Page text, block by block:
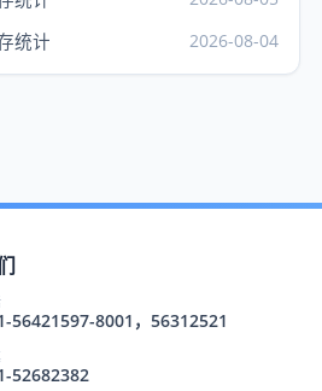
918.00
438.68
438.68
437.00
统计 2026-08-04
56421597-8001，56312521
52682382